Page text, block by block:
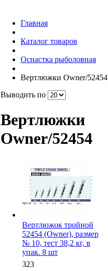
Главная
Каталог товаров
Оснастка рыболовная
Вертлюжки Owner/52454
Выводить по
Вертлюжки
Owner/52454
Вертлюжок тройной
52454 (Owner), размер
№ 10, тест 38,2 кг, в
упак. 8 шт
323